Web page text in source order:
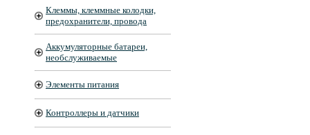
Клеммы, клеммные колодки,
предохранители, провода
Аккумуляторные батареи,
необслуживаемые
Элементы питания
Контроллеры и датчики